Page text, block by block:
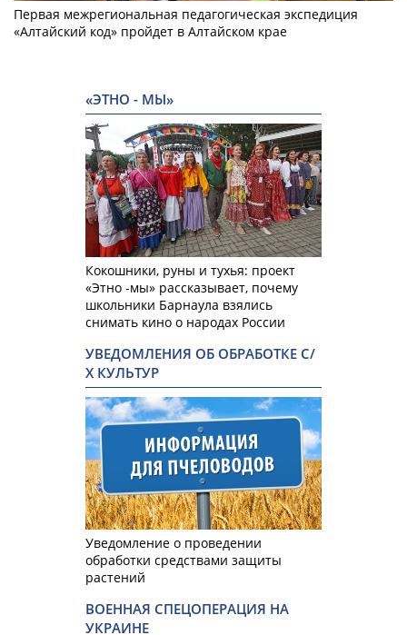
Первая межрегиональная педагогическая экспедиция
«Алтайский код» пройдет в Алтайском крае
«ЭТНО - МЫ»
Кокошники, руны и тухья: проект
«Этно -мы» рассказывает, почему
школьники Барнаула взялись
снимать кино о народах России
УВЕДОМЛЕНИЯ ОБ ОБРАБОТКЕ С/
Х КУЛЬТУР
Уведомление о проведении
обработки средствами защиты
растений
ВОЕННАЯ СПЕЦОПЕРАЦИЯ НА
УКРАИНЕ